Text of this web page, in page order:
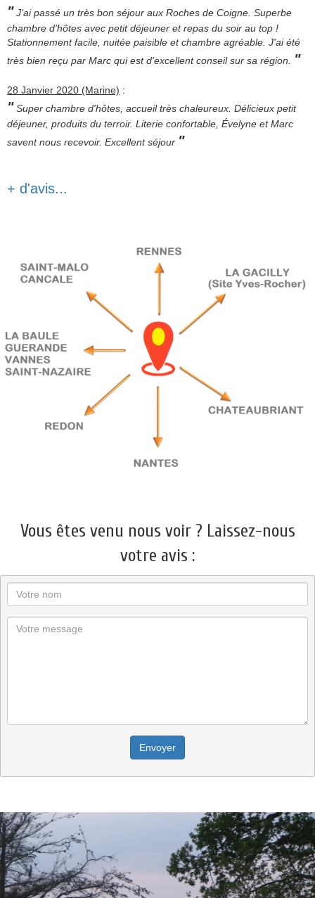
" J'ai passé un très bon séjour aux Roches de Coigne. Superbe
chambre d'hôtes avec petit déjeuner et repas du soir au top !
Stationnement facile, nuitée paisible et chambre agréable. J'ai été
très bien reçu par Marc qui est d'excellent conseil sur sa région.
"
28 Janvier 2020 (Marine) :
" Super chambre d'hôtes, accueil très chaleureux. Délicieux petit
déjeuner, produits du terroir. Literie confortable, Évelyne et Marc
savent nous recevoir. Excellent séjour "
+ d'avis...
Vous êtes venu nous voir ? Laissez-nous
votre avis :
Envoyer